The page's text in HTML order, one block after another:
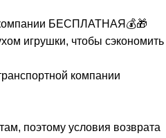
компании БЕСПЛАТНАЯ💰🎁
игрушки, чтобы сэкономить
компании
поэтому условия возврата